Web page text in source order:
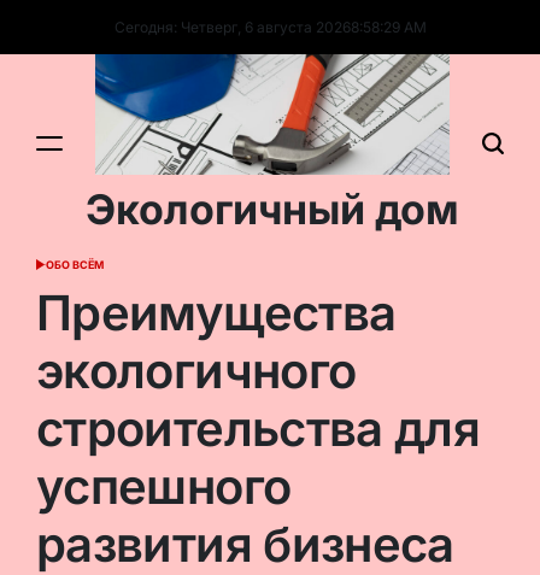
содержимому
Сегодня: Четверг, 6 августа 20268:58:30 AM
Экологичный дом
ОПУБЛИКОВАНО
ОБО ВСЁМ
Преимущества
экологичного
строительства для
успешного
развития бизнеса